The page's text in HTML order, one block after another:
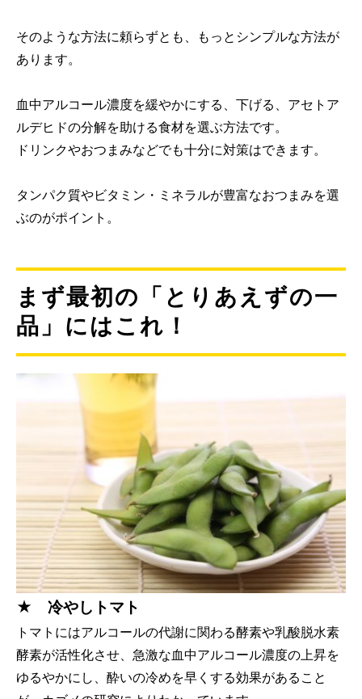
そのような方法に頼らずとも、もっとシンプルな方法が
あります。
血中アルコール濃度を緩やかにする、下げる、アセトア
ルデヒドの分解を助ける食材を選ぶ方法です。
ドリンクやおつまみなどでも十分に対策はできます。
タンパク質やビタミン・ミネラルが豊富なおつまみを選
ぶのがポイント。
まず最初の「とりあえずの一
品」にはこれ！
★ 冷やしトマト
トマトにはアルコールの代謝に関わる酵素や乳酸脱水素
酵素が活性化させ、急激な血中アルコール濃度の上昇を
ゆるやかにし、酔いの冷めを早くする効果があること